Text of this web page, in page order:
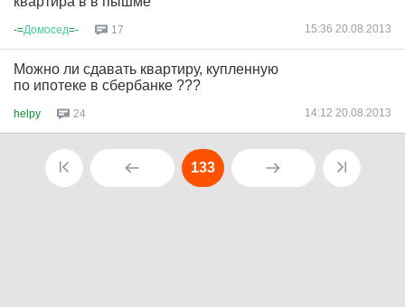
-=Домосед=- 17 15:36 20.08.2013
Можно ли сдавать квартиру, купленную
по ипотеке в сбербанке ???
helpy 24 14:12 20.08.2013
133